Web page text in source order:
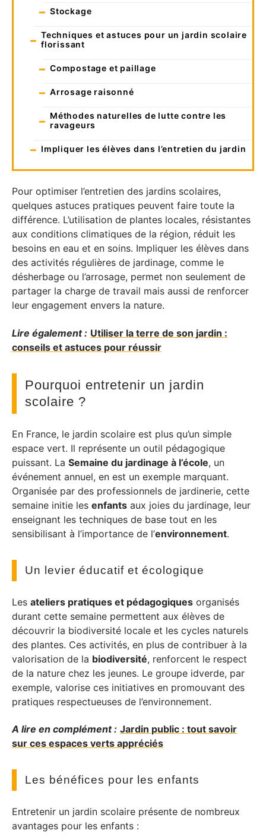
Stockage
Techniques et astuces pour un jardin scolaire
florissant
Compostage et paillage
Arrosage raisonné
Méthodes naturelles de lutte contre les
ravageurs
Impliquer les élèves dans l’entretien du jardin
Pour optimiser l’entretien des jardins scolaires,
quelques astuces pratiques peuvent faire toute la
différence. L’utilisation de plantes locales, résistantes
aux conditions climatiques de la région, réduit les
besoins en eau et en soins. Impliquer les élèves dans
des activités régulières de jardinage, comme le
désherbage ou l’arrosage, permet non seulement de
partager la charge de travail mais aussi de renforcer
leur engagement envers la nature.
Lire également : Utiliser la terre de son jardin :
conseils et astuces pour réussir
Pourquoi entretenir un jardin
scolaire ?
En France, le jardin scolaire est plus qu’un simple
espace vert. Il représente un outil pédagogique
puissant. La Semaine du jardinage à l’école, un
événement annuel, en est un exemple marquant.
Organisée par des professionnels de jardinerie, cette
semaine initie les enfants aux joies du jardinage, leur
enseignant les techniques de base tout en les
sensibilisant à l’importance de l’environnement.
Un levier éducatif et écologique
Les ateliers pratiques et pédagogiques organisés
durant cette semaine permettent aux élèves de
découvrir la biodiversité locale et les cycles naturels
des plantes. Ces activités, en plus de contribuer à la
valorisation de la biodiversité, renforcent le respect
de la nature chez les jeunes. Le groupe idverde, par
exemple, valorise ces initiatives en promouvant des
pratiques respectueuses de l’environnement.
A lire en complément : Jardin public : tout savoir
sur ces espaces verts appréciés
Les bénéfices pour les enfants
Entretenir un jardin scolaire présente de nombreux
avantages pour les enfants :